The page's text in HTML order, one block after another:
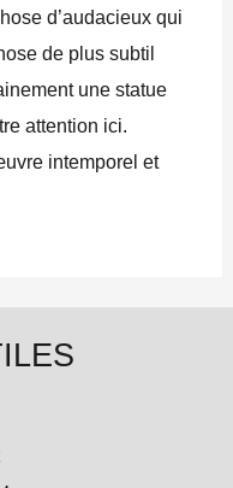
d’audacieux qui
de plus subtil
une statue
attention ici.
intemporel et